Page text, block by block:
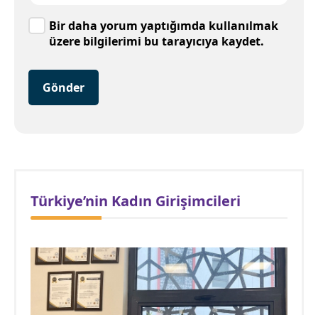
Bir daha yorum yaptığımda kullanılmak
üzere bilgilerimi bu tarayıcıya kaydet.
Gönder
Türkiye’nin Kadın Girişimcileri